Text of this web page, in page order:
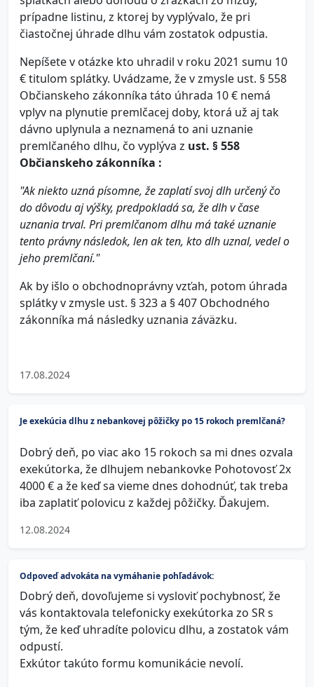
prípadne listinu, z ktorej by vyplývalo, že pri
čiastočnej úhrade dlhu vám zostatok odpustia.
Nepíšete v otázke kto uhradil v roku 2021 sumu 10
€ titulom splátky. Uvádzame, že v zmysle ust. § 558
Občianskeho zákonníka táto úhrada 10 € nemá
vplyv na plynutie premlčacej doby, ktorá už aj tak
dávno uplynula a neznamená to ani uznanie
premlčaného dlhu, čo vyplýva z ust. § 558
Občianskeho zákonníka :
"Ak niekto uzná písomne, že zaplatí svoj dlh určený čo
do dôvodu aj výšky, predpokladá sa, že dlh v čase
uznania trval. Pri premlčanom dlhu má také uznanie
tento právny následok, len ak ten, kto dlh uznal, vedel o
jeho premlčaní."
Ak by išlo o obchodnoprávny vzťah, potom úhrada
splátky v zmysle ust. § 323 a § 407 Obchodného
zákonníka má následky uznania záväzku.
17.08.2024
Je exekúcia dlhu z nebankovej pôžičky po 15 rokoch premlčaná?
Dobrý deň, po viac ako 15 rokoch sa mi dnes ozvala
exekútorka, že dlhujem nebankovke Pohotovosť 2x
4000 € a že keď sa vieme dnes dohodnúť, tak treba
iba zaplatiť polovicu z každej pôžičky. Ďakujem.
12.08.2024
Odpoveď advokáta na vymáhanie pohľadávok:
Dobrý deň, dovoľujeme si vysloviť pochybnosť, že
vás kontaktovala telefonicky exekútorka zo SR s
tým, že keď uhradíte polovicu dlhu, a zostatok vám
odpustí.
Exkútor takúto formu komunikácie nevolí.